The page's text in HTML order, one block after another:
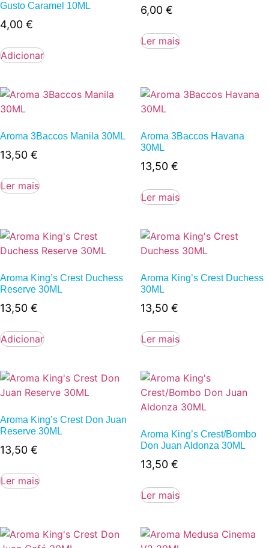
Gusto Caramel 10ML
4,00 €
Adicionar
6,00 €
Ler mais
Aroma 3Baccos Manila 30ML
13,50 €
Ler mais
Aroma 3Baccos Havana
30ML
13,50 €
Ler mais
Aroma King’s Crest Duchess
Reserve 30ML
13,50 €
Adicionar
Aroma King’s Crest Duchess
30ML
13,50 €
Ler mais
Aroma King’s Crest Don Juan
Reserve 30ML
13,50 €
Ler mais
Aroma King’s Crest/Bombo
Don Juan Aldonza 30ML
13,50 €
Ler mais